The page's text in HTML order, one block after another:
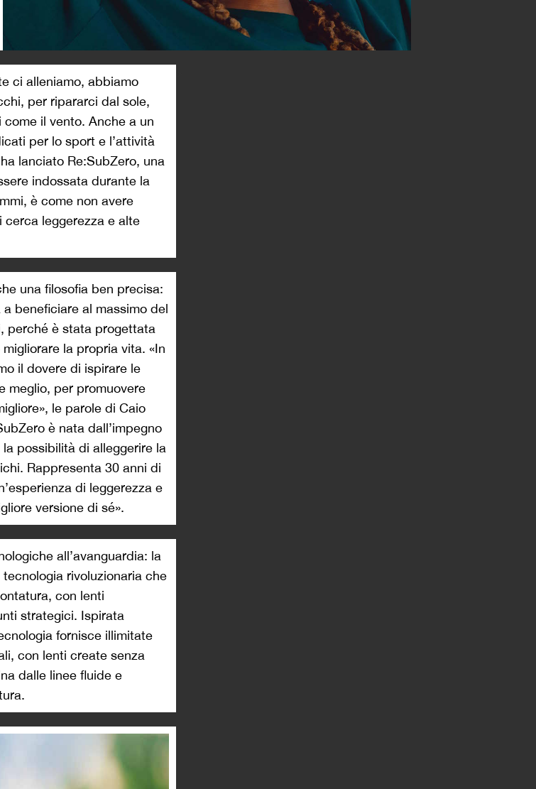
ci alleniamo, abbiamo
per ripararci dal sole,
il vento. Anche a un
per lo sport e l’attività
lanciato Re:SubZero, una
indossata durante la
è come non avere
leggerezza e alte
una filosofia ben precisa:
beneficiare al massimo del
perché è stata progettata
la propria vita. «In
il dovere di ispirare le
meglio, per promuovere
le parole di Caio
è nata dall’impegno
possibilità di alleggerire la
Rappresenta 30 anni di
di leggerezza e
versione di sé».
all’avanguardia: la
rivoluzionaria che
con lenti
strategici. Ispirata
fornisce illimitate
con lenti create senza
dalle linee fluide e